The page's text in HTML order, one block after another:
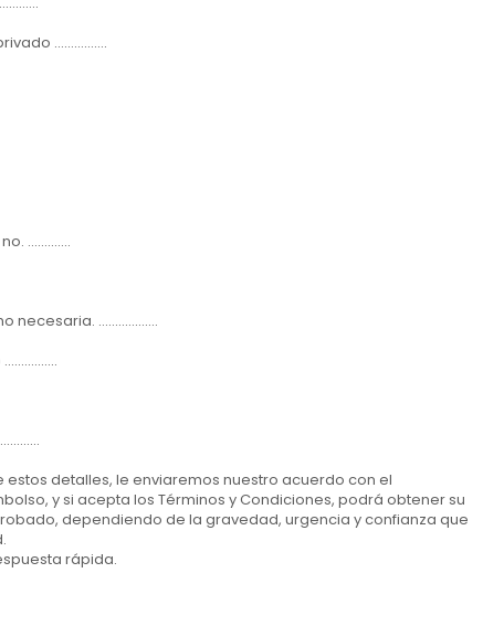
................
.............
..................
estos detalles, le enviaremos nuestro acuerdo con el
y si acepta los Términos y Condiciones, podrá obtener su
dependiendo de la gravedad, urgencia y confianza que
rápida.